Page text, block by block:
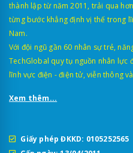
thành lập từ năm 2011, trải qua
từng bước khẳng định vị thế trong
Nam.
Với đội ngũ gần 60 nhân sự trẻ,
TechGlobal quy tụ nguồn nhân lực
lĩnh vực điện - điện tử, viễn thông
Xem thêm...
Giấy phép ĐKKD: 0105252565